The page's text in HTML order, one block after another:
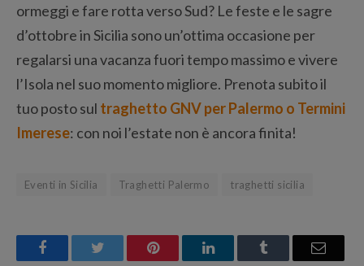
ormeggi e fare rotta verso Sud? Le feste e le sagre
d’ottobre in Sicilia sono un’ottima occasione per
regalarsi una vacanza fuori tempo massimo e vivere
l’Isola nel suo momento migliore. Prenota subito il
tuo posto sul traghetto GNV per Palermo o Termini
Imerese: con noi l’estate non è ancora finita!
Eventi in Sicilia Traghetti Palermo traghetti sicilia
FacebookTwitter Pinterest LinkedInTumblr Email